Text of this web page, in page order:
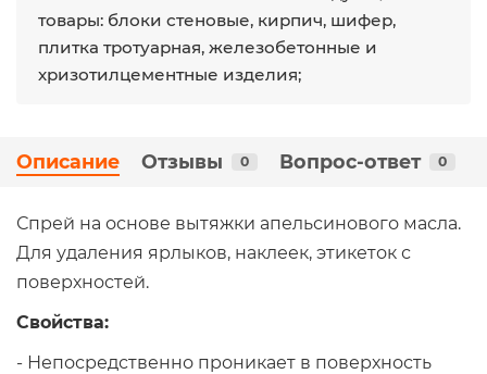
товары: блоки стеновые, кирпич, шифер,
плитка тротуарная, железобетонные и
хризотилцементные изделия;
Описание Отзывы 0 Вопрос-ответ 0
Спрей на основе вытяжки апельсинового масла.
Для удаления ярлыков, наклеек, этикеток с
поверхностей.
Свойства:
- Непосредственно проникает в поверхность